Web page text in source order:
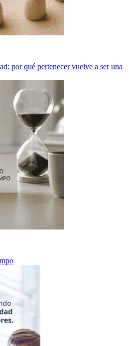
por qué pertenecer vuelve a ser una